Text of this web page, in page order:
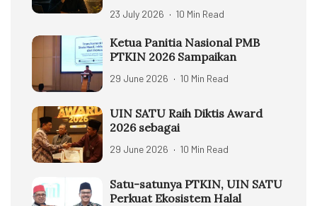
23 July 2026 10 Min Read
Ketua Panitia Nasional PMB
PTKIN 2026 Sampaikan
29 June 2026 10 Min Read
UIN SATU Raih Diktis Award
2026 sebagai
29 June 2026 10 Min Read
Satu-satunya PTKIN, UIN SATU
Perkuat Ekosistem Halal